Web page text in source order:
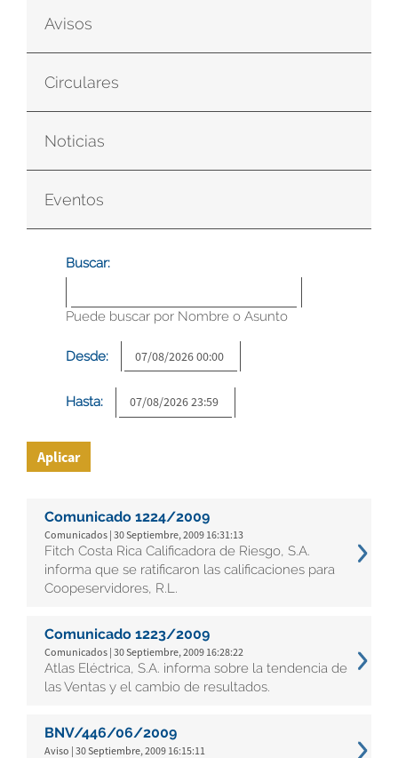
Avisos
Circulares
Noticias
Eventos
Buscar:
Puede buscar por Nombre o Asunto
Desde:
Hasta:
Aplicar
Comunicado 1224/2009
Comunicados | 30 Septiembre, 2009 16:31:13
Fitch Costa Rica Calificadora de Riesgo, S.A.
informa que se ratificaron las calificaciones para
Coopeservidores, R.L.
Comunicado 1223/2009
Comunicados | 30 Septiembre, 2009 16:28:22
Atlas Eléctrica, S.A. informa sobre la tendencia de
las Ventas y el cambio de resultados.
BNV/446/06/2009
Aviso | 30 Septiembre, 2009 16:15:11